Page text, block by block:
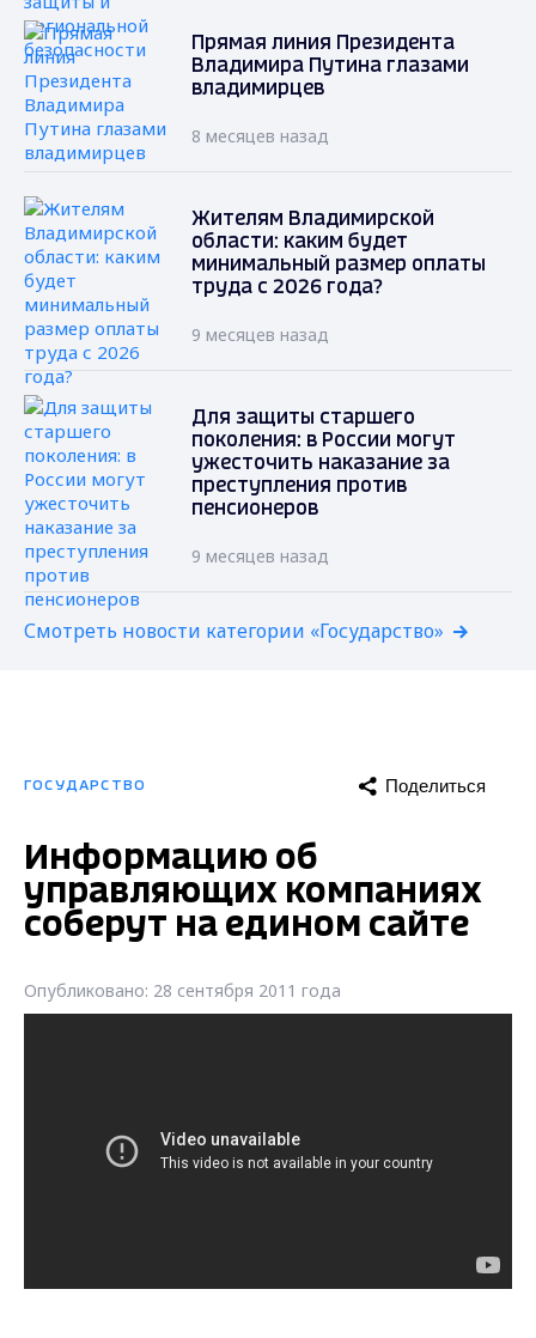
Прямая линия Президента
Владимира Путина глазами
владимирцев
8 месяцев назад
Жителям Владимирской
области: каким будет
минимальный размер оплаты
труда с 2026 года?
9 месяцев назад
Для защиты старшего
поколения: в России могут
ужесточить наказание за
преступления против
пенсионеров
9 месяцев назад
Смотреть новости категории «Государство»
ГОСУДАРСТВО Поделиться
Информацию об
управляющих компаниях
соберут на едином сайте
Опубликовано: 28 сентября 2011 года